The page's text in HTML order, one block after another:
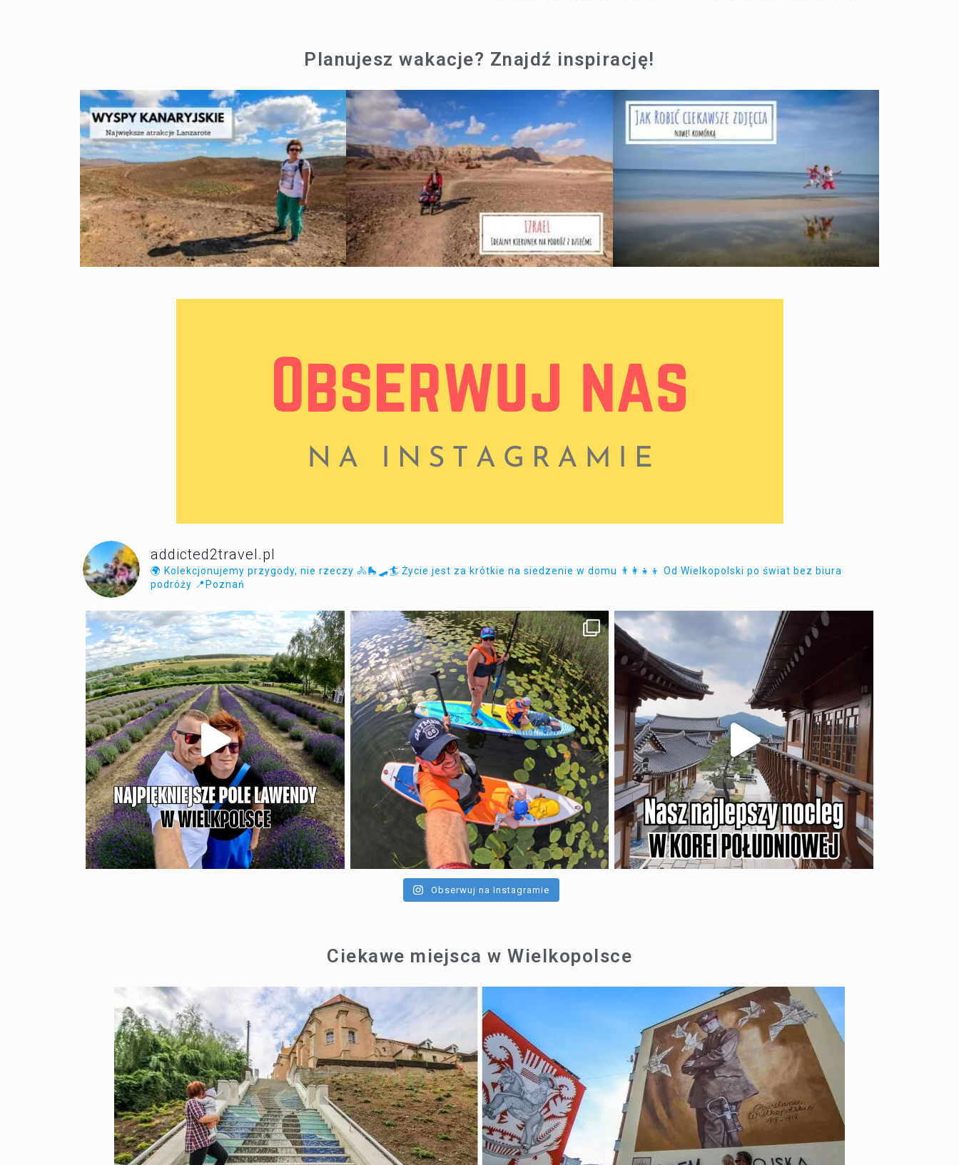
Planujesz wakacje? Znajdź inspirację!
addicted2travel.pl
🌍 Kolekcjonujemy przygody, nie rzeczy 🚴🛼🛹🏄 Życie jest za krótkie na siedzenie w domu 👨‍👩‍👧‍👦 Od Wielkopolski po świat bez biura
podróży 📍Poznań
Obserwuj na Instagramie
Ciekawe miejsca w Wielkopolsce